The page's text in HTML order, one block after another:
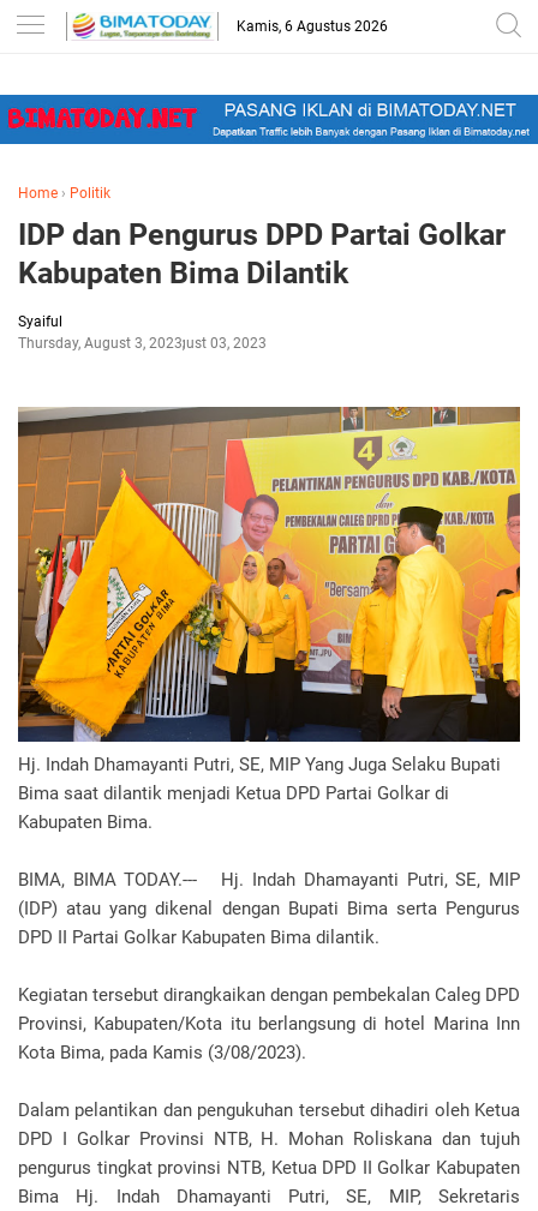
-->
Kamis, 6 Agustus 2026
Home › Politik
IDP dan Pengurus DPD Partai Golkar
Kabupaten Bima Dilantik
Syaiful
Thursday, August 3, 2023August 03, 2023
Hj. Indah Dhamayanti Putri, SE, MIP Yang Juga Selaku Bupati
Bima saat dilantik menjadi Ketua DPD Partai Golkar di
Kabupaten Bima.
BIMA, BIMA TODAY.--- Hj. Indah Dhamayanti Putri, SE, MIP
(IDP) atau yang dikenal dengan Bupati Bima serta Pengurus
DPD II Partai Golkar Kabupaten Bima dilantik.
Kegiatan tersebut dirangkaikan dengan pembekalan Caleg DPD
Provinsi, Kabupaten/Kota itu berlangsung di hotel Marina Inn
Kota Bima, pada Kamis (3/08/2023).
Dalam pelantikan dan pengukuhan tersebut dihadiri oleh Ketua
DPD I Golkar Provinsi NTB, H. Mohan Roliskana dan tujuh
pengurus tingkat provinsi NTB, Ketua DPD II Golkar Kabupaten
Bima Hj. Indah Dhamayanti Putri, SE, MIP, Sekretaris